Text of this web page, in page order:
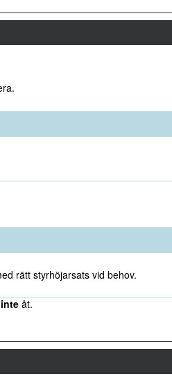
rätt styrhöjarsats vid behov.
åt.